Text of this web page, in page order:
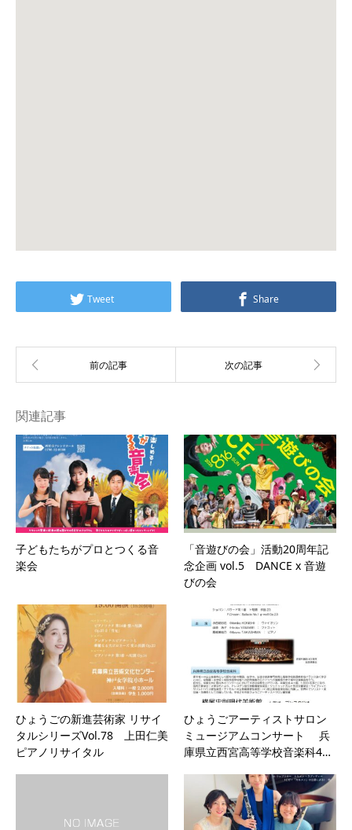
Tweet Share
関連記事
子どもたちがプロとつくる音
楽会
「音遊びの会」活動20周年記
念企画 vol.5 DANCE x 音遊
びの会
ひょうごの新進芸術家 リサイ
タルシリーズVol.78 上田仁美
ピアノリサイタル
ひょうごアーティストサロン
ミュージアムコンサート 兵
庫県立西宮高等学校音楽科4…